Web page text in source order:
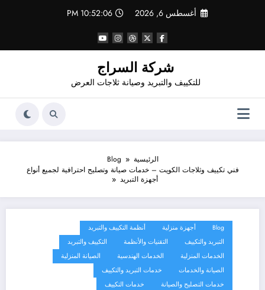
أغسطس 6, 2026 10:52:07 PM
شركة السراج
للتكييف والتبريد وصيانة ثلاجات العرض
الرئيسية
Blog
فني تكييف وثلاجات الكويت – خدمات صيانة وتصليح احترافية لجميع أنواع
أجهزة التبريد
Blog أجهزة منزلية
أنظمة التكييف والتبريد
التبريد والتكييف
التقنيات والأنظمة
التكييف والتبريد
الخدمات المنزلية
الخدمات الهندسية
الصيانة المنزلية
الصيانة والخدمات
خدمات التبريد والتكييف
خدمات التصليح والصيانة
خدمات التكييف